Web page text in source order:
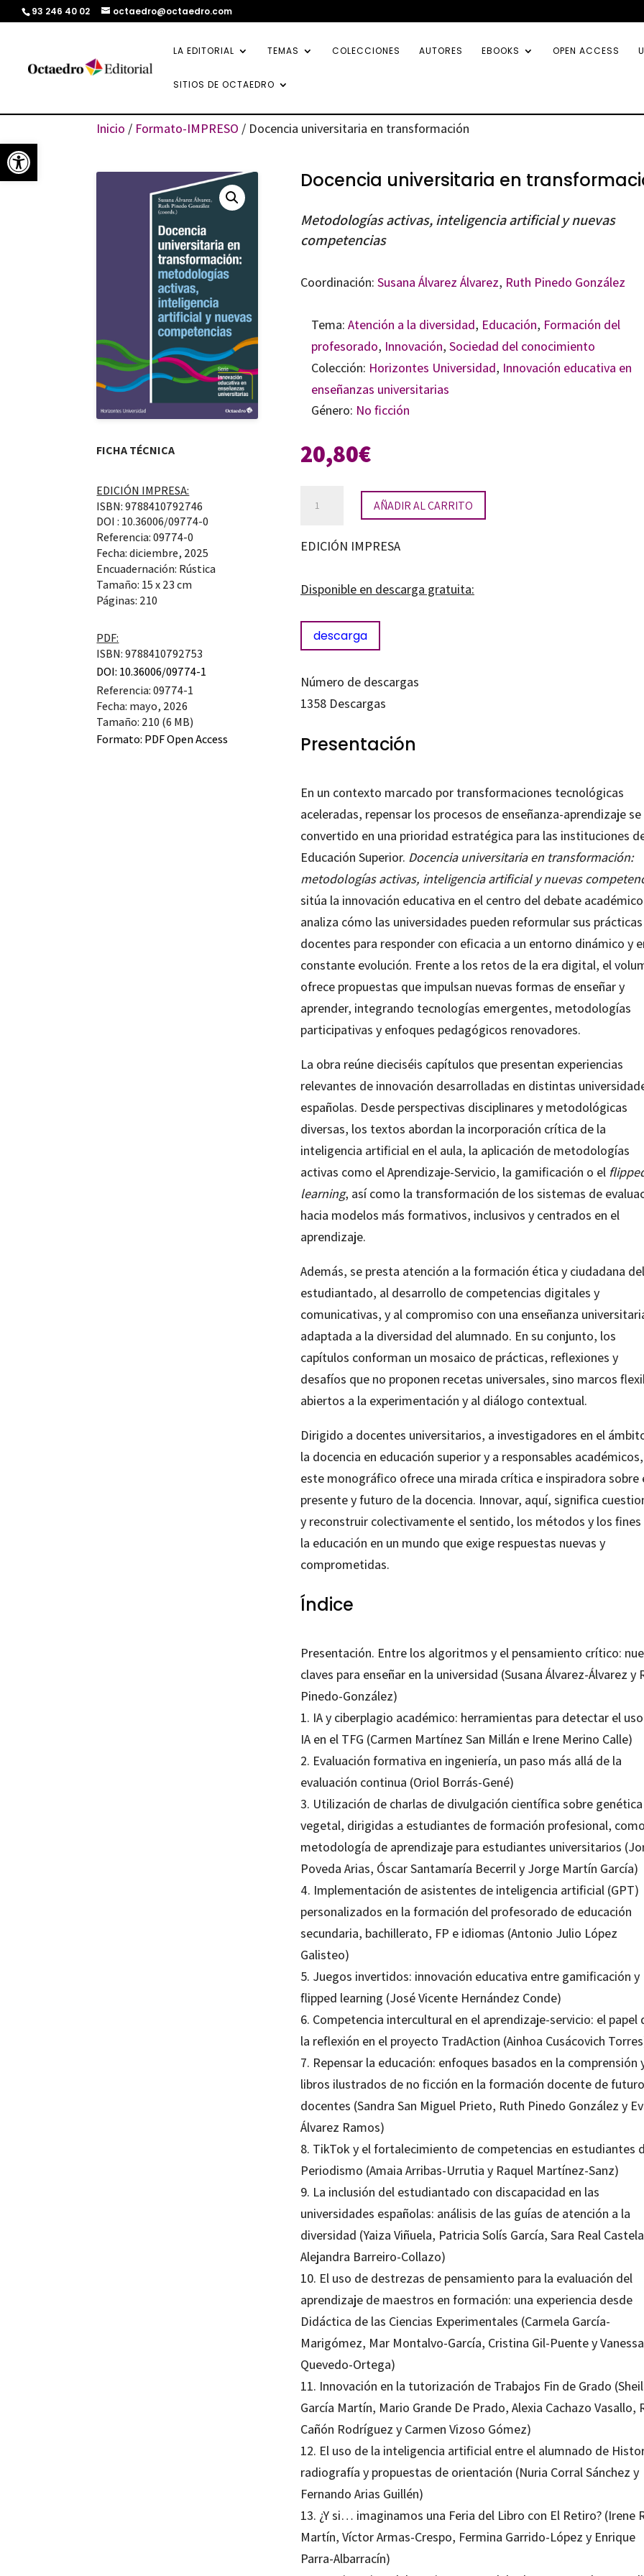
Abrir barra de herramientas
93 246 40 02 octaedro@octaedro.com
LA EDITORIAL TEMAS COLECCIONES AUTORES EBOOKS OPEN ACCESS
SITIOS DE OCTAEDRO
Inicio / Formato-IMPRESO / Docencia universitaria en transformación
FICHA TÉCNICA
EDICIÓN IMPRESA:
ISBN: 9788410792746
DOI : 10.36006/09774-0
Referencia: 09774-0
Fecha: diciembre, 2025
Encuadernación: Rústica
Tamaño: 15 x 23 cm
Páginas: 210
PDF:
ISBN: 9788410792753
DOI: 10.36006/09774-1
Referencia: 09774-1
Fecha: mayo, 2026
Tamaño: 210 (6 MB)
Formato: PDF Open Access
Docencia universitaria en
Metodologías activas, inteligencia artificial y nuevas
competencias
Coordinación: Susana Álvarez Álvarez, Ruth Pinedo González
Tema: Atención a la diversidad, Educación, Formación del
profesorado, Innovación, Sociedad del conocimiento
Colección: Horizontes Universidad, Innovación educativa en
enseñanzas universitarias
Género: No ficción
20,80€
universitaria
en
cantidad
AÑADIR AL CARRITO
EDICIÓN IMPRESA
Disponible en descarga gratuita:
descarga
Número de descargas
1358Descargas
Presentación
En un contexto marcado por transformaciones tecnológicas
aceleradas, repensar los procesos de enseñanza-aprendizaje se
convertido en una prioridad estratégica para las instituciones
Educación Superior. Docencia universitaria en transformación:
metodologías activas, inteligencia artificial y nuevas
sitúa la innovación educativa en el centro del debate
analiza cómo las universidades pueden reformular sus prácticas
docentes para responder con eficacia a un entorno dinámico y
constante evolución. Frente a los retos de la era digital, el
ofrece propuestas que impulsan nuevas formas de enseñar y
aprender, integrando tecnologías emergentes, metodologías
participativas y enfoques pedagógicos renovadores.
La obra reúne dieciséis capítulos que presentan experiencias
relevantes de innovación desarrolladas en distintas
españolas. Desde perspectivas disciplinares y metodológicas
diversas, los textos abordan la incorporación crítica de la
inteligencia artificial en el aula, la aplicación de metodologías
activas como el Aprendizaje-Servicio, la gamificación o el
learning, así como la transformación de los sistemas de
hacia modelos más formativos, inclusivos y centrados en el
aprendizaje.
Además, se presta atención a la formación ética y ciudadana del
estudiantado, al desarrollo de competencias digitales y
comunicativas, y al compromiso con una enseñanza
adaptada a la diversidad del alumnado. En su conjunto, los
capítulos conforman un mosaico de prácticas, reflexiones y
desafíos que no proponen recetas universales, sino marcos
abiertos a la experimentación y al diálogo contextual.
Dirigido a docentes universitarios, a investigadores en el
la docencia en educación superior y a responsables académicos,
este monográfico ofrece una mirada crítica e inspiradora sobre
presente y futuro de la docencia. Innovar, aquí, significa
y reconstruir colectivamente el sentido, los métodos y los fines
la educación en un mundo que exige respuestas nuevas y
comprometidas.
Índice
Presentación. Entre los algoritmos y el pensamiento crítico:
claves para enseñar en la universidad (Susana Álvarez-Álvarez y
Pinedo-González)
1. IA y ciberplagio académico: herramientas para detectar el
IA en el TFG (Carmen Martínez San Millán e Irene Merino Calle)
2. Evaluación formativa en ingeniería, un paso más allá de la
evaluación continua (Oriol Borrás-Gené)
3. Utilización de charlas de divulgación científica sobre genética
vegetal, dirigidas a estudiantes de formación profesional, como
metodología de aprendizaje para estudiantes universitarios
Poveda Arias, Óscar Santamaría Becerril y Jorge Martín García)
4. Implementación de asistentes de inteligencia artificial (GPT)
personalizados en la formación del profesorado de educación
secundaria, bachillerato, FP e idiomas (Antonio Julio López
Galisteo)
5. Juegos invertidos: innovación educativa entre gamificación y
flipped learning (José Vicente Hernández Conde)
6. Competencia intercultural en el aprendizaje-servicio: el papel
la reflexión en el proyecto TradAction (Ainhoa Cusácovich
7. Repensar la educación: enfoques basados en la comprensión
libros ilustrados de no ficción en la formación docente de
docentes (Sandra San Miguel Prieto, Ruth Pinedo González y
Álvarez Ramos)
8. TikTok y el fortalecimiento de competencias en estudiantes
Periodismo (Amaia Arribas-Urrutia y Raquel Martínez-Sanz)
9. La inclusión del estudiantado con discapacidad en las
universidades españolas: análisis de las guías de atención a la
diversidad (Yaiza Viñuela, Patricia Solís García, Sara Real
Alejandra Barreiro-Collazo)
10. El uso de destrezas de pensamiento para la evaluación del
aprendizaje de maestros en formación: una experiencia desde
Didáctica de las Ciencias Experimentales (Carmela García-
Marigómez, Mar Montalvo-García, Cristina Gil-Puente y Vanessa
Quevedo-Ortega)
11. Innovación en la tutorización de Trabajos Fin de Grado
García Martín, Mario Grande De Prado, Alexia Cachazo Vasallo,
Cañón Rodríguez y Carmen Vizoso Gómez)
12. El uso de la inteligencia artificial entre el alumnado de
radiografía y propuestas de orientación (Nuria Corral Sánchez y
Fernando Arias Guillén)
13. ¿Y si… imaginamos una Feria del Libro con El Retiro? (Irene
Martín, Víctor Armas-Crespo, Fermina Garrido-López y Enrique
Parra-Albarracín)